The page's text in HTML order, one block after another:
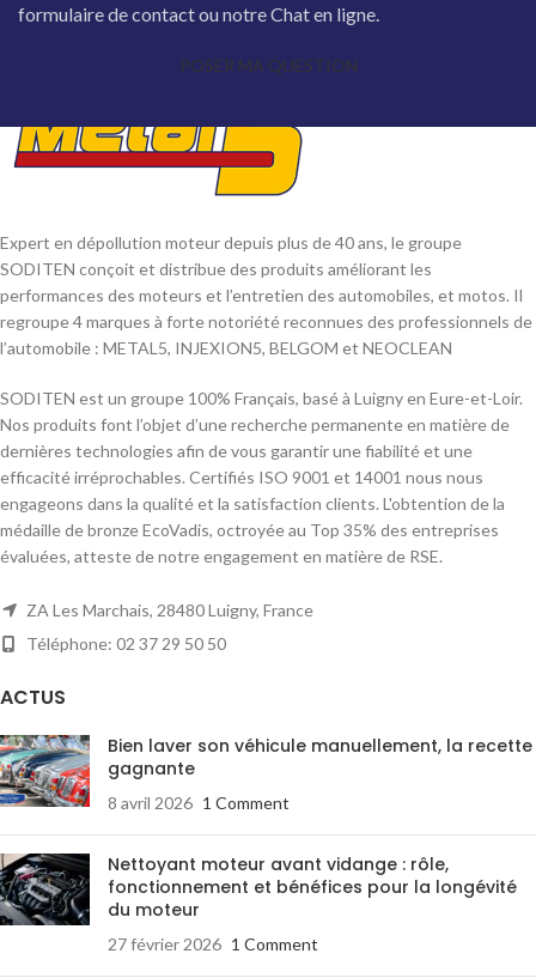
formulaire de contact ou notre Chat en ligne.
POSER MA QUESTION
Expert en dépollution moteur depuis plus de 40 ans, le groupe
SODITEN conçoit et distribue des produits améliorant les
performances des moteurs et l’entretien des automobiles, et motos. Il
regroupe 4 marques à forte notoriété reconnues des professionnels de
l’automobile : METAL5, INJEXION5, BELGOM et NEOCLEAN
SODITEN est un groupe 100% Français, basé à Luigny en Eure-et-Loir.
Nos produits font l’objet d’une recherche permanente en matière de
dernières technologies afin de vous garantir une fiabilité et une
efficacité irréprochables. Certifiés ISO 9001 et 14001 nous nous
engageons dans la qualité et la satisfaction clients. L'obtention de la
médaille de bronze EcoVadis, octroyée au Top 35% des entreprises
évaluées, atteste de notre engagement en matière de RSE.
ZA Les Marchais, 28480 Luigny, France
Téléphone: 02 37 29 50 50
ACTUS
Bien laver son véhicule manuellement, la recette
gagnante
8 avril 2026 1 Comment
Nettoyant moteur avant vidange : rôle,
fonctionnement et bénéfices pour la longévité
du moteur
27 février 2026 1 Comment